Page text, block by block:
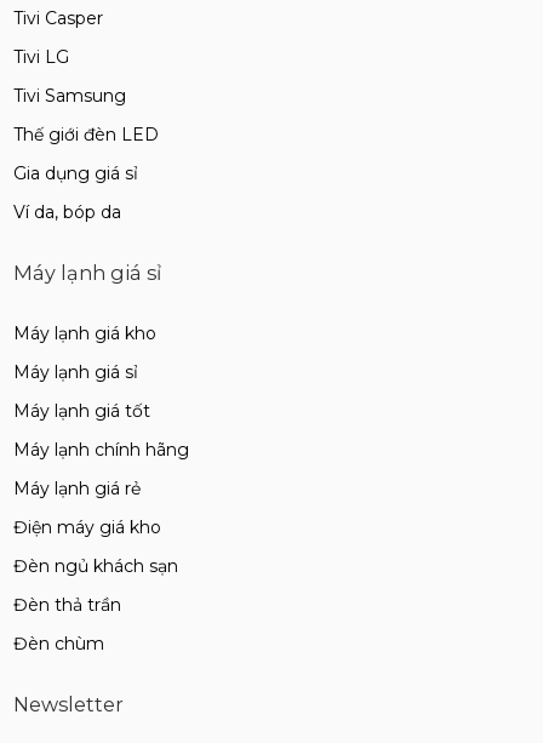
Tivi Casper
Tivi LG
Tivi Samsung
Thế giới đèn LED
Gia dụng giá sỉ
Ví da, bóp da
Máy lạnh giá sỉ
Máy lạnh giá kho
Máy lạnh giá sỉ
Máy lạnh giá tốt
Máy lạnh chính hãng
Máy lạnh giá rẻ
Điện máy giá kho
Đèn ngủ khách sạn
Đèn thả trần
Đèn chùm
Newsletter